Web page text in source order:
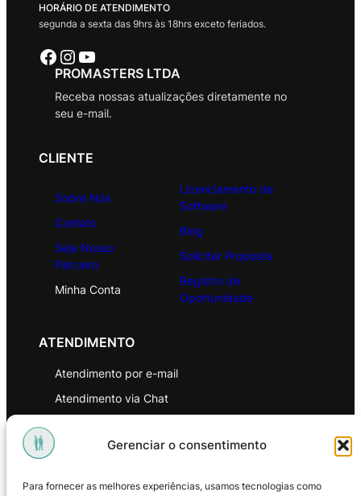
Gerenciar o consentimento
Para fornecer as melhores experiências, usamos tecnologias como
HORÁRIO DE ATENDIMENTO
segunda a sexta das 9hrs às 18hrs exceto feriados.
Facebook Instagram Youtube
PROMASTERS LTDA
Receba nossas atualizações diretamente no
seu e-mail.
CLIENTE
Sobre Nós
Contato
Seja Nosso
Parceiro
Minha Conta
Licenciamento de
Software
Blog
Solicitar Proposta
Registro de
Oportunidade
ATENDIMENTO
Atendimento por e-mail
Atendimento via Chat